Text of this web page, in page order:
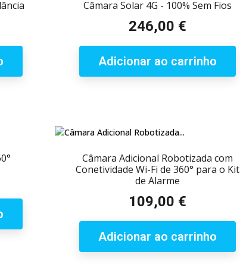
Câmara Solar 4G - 100% Sem Fios
Preço
246,00 €
Adicionar ao carrinho
Câmara Adicional Robotizada com
Conetividade Wi-Fi de 360° para o Kit
de Alarme
Preço
109,00 €
Adicionar ao carrinho